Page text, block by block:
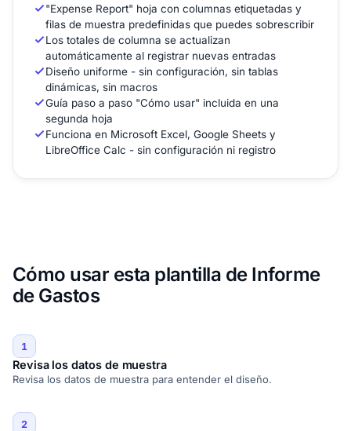
"Expense Report" hoja con columnas etiquetadas y
filas de muestra predefinidas que puedes sobrescribir
Los totales de columna se actualizan
automáticamente al registrar nuevas entradas
Diseño uniforme - sin configuración, sin tablas
dinámicas, sin macros
Guía paso a paso "Cómo usar" incluida en una
segunda hoja
Funciona en Microsoft Excel, Google Sheets y
LibreOffice Calc - sin configuración ni registro
Cómo usar esta plantilla de Informe
de Gastos
1
Revisa los datos de muestra
Revisa los datos de muestra para entender el diseño.
2